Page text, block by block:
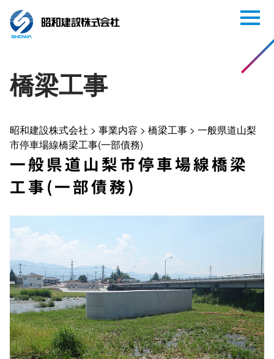
橋梁工事
昭和建設株式会社 > 事業内容 > 橋梁工事 > 一般県道山梨
市停車場線橋梁工事(一部債務)
一般県道山梨市停車場線橋梁
工事(一部債務)